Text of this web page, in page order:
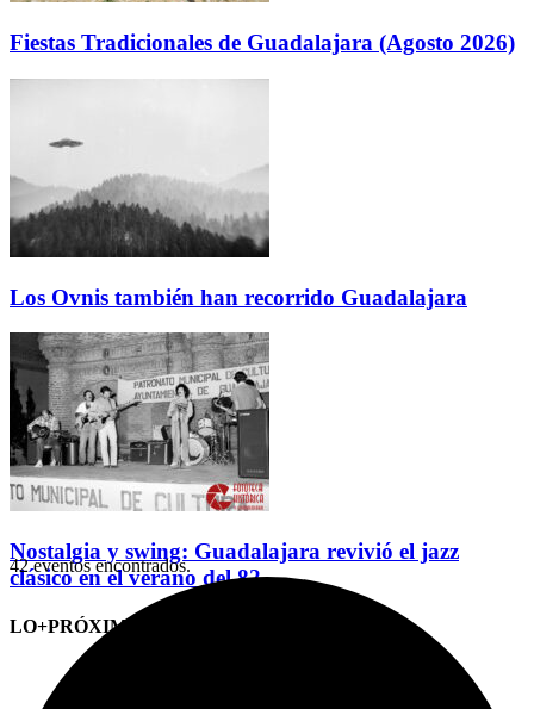
Fiestas Tradicionales de Guadalajara (Agosto 2026)
Los Ovnis también han recorrido Guadalajara
Nostalgia y swing: Guadalajara revivió el jazz
clásico en el verano del 82
LO+PRÓXIMO (CITAS)
42 eventos encontrados.